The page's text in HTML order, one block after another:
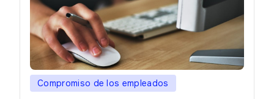
Compromiso de los empleados